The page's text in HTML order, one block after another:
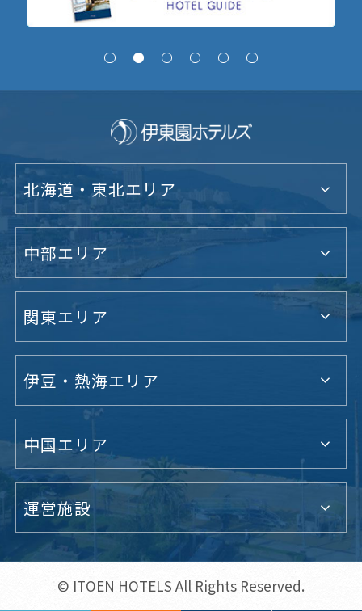
北海道・東北エリア
中部エリア
関東エリア
伊豆・熱海エリア
中国エリア
運営施設
© ITOEN HOTELS All Rights Reserved.